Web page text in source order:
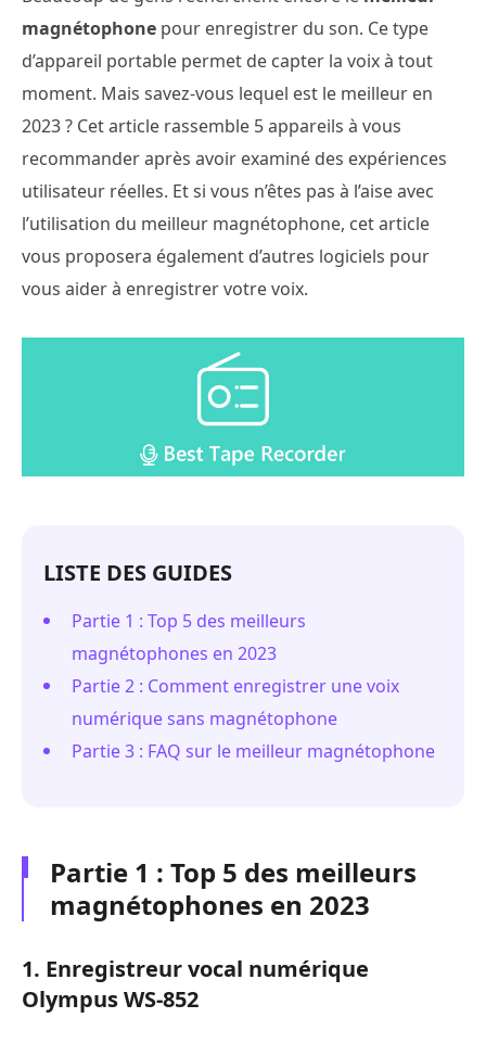
magnétophone pour enregistrer du son. Ce type
d’appareil portable permet de capter la voix à tout
moment. Mais savez-vous lequel est le meilleur en
2023 ? Cet article rassemble 5 appareils à vous
recommander après avoir examiné des expériences
utilisateur réelles. Et si vous n’êtes pas à l’aise avec
l’utilisation du meilleur magnétophone, cet article
vous proposera également d’autres logiciels pour
vous aider à enregistrer votre voix.
LISTE DES GUIDES
Partie 1 : Top 5 des meilleurs
magnétophones en 2023
Partie 2 : Comment enregistrer une voix
numérique sans magnétophone
Partie 3 : FAQ sur le meilleur magnétophone
Partie 1 : Top 5 des meilleurs
magnétophones en 2023
1. Enregistreur vocal numérique
Olympus WS-852